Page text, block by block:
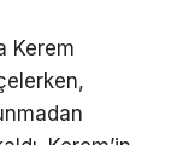
Kerem